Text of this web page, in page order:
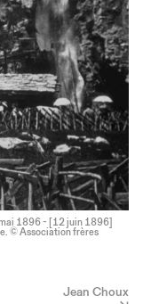
1896 - [12 juin 1896]
© Association frères
Jean Choux